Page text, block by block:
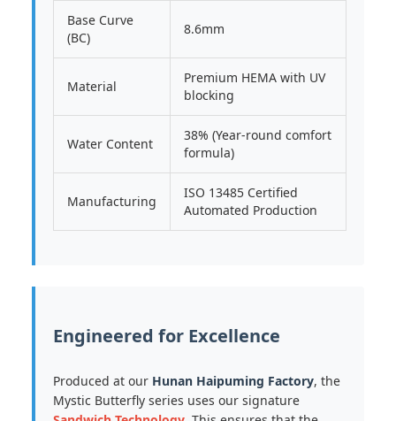
Base Curve
(BC)
8.6mm
Material
Premium HEMA with UV
blocking
Water Content
38% (Year-round comfort
formula)
Manufacturing
ISO 13485 Certified
Automated Production
Engineered for Excellence
Produced at our Hunan Haipuming Factory, the
Mystic Butterfly series uses our signature